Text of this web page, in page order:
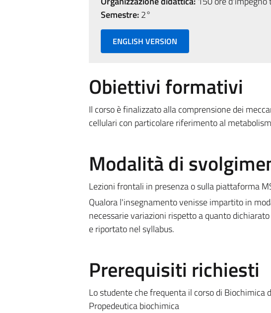
Semestre:2°
ENGLISH VERSION
Obiettivi formativi
Il corso è finalizzato alla comprensione dei
cellulari con particolare riferimento al
Modalità di
Lezioni frontali in presenza o sulla piattaforma
Qualora l'insegnamento venisse impartito in
necessarie variazioni rispetto a quanto
e riportato nel syllabus.
Prerequisiti richiesti
Lo studente che frequenta il corso di
Propedeutica biochimica